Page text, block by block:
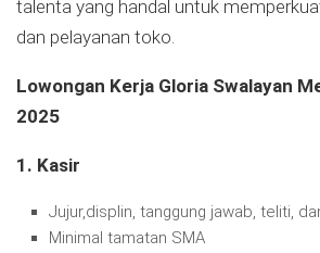
talenta yang handal untuk
dan pelayanan toko.
Lowongan Kerja Gloria Swalayan
2025
1. Kasir
Jujur,displin, tanggung jawab, teliti,
Minimal tamatan SMA